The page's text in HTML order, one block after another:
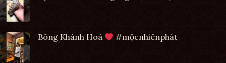
Bông Khánh Hoà #mộcnhiênphát